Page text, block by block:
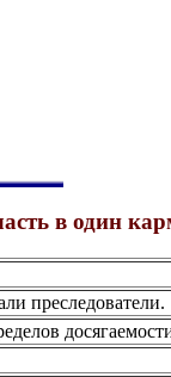
в один
преследователи.